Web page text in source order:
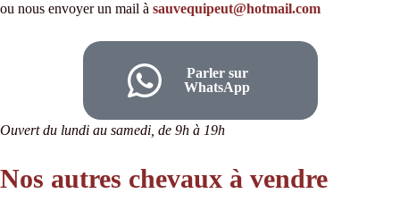
ou nous envoyer un mail à sauvequipeut@hotmail.com
Parler sur
WhatsApp
Ouvert du lundi au samedi, de 9h à 19h
Nos autres chevaux à vendre